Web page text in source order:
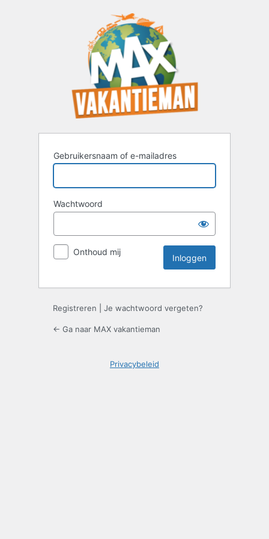
Gebruikersnaam of e-mailadres
Wachtwoord
Onthoud mij
Registreren Je wachtwoord vergeten?
← Ga naar MAX vakantieman
Privacybeleid